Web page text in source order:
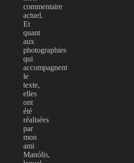
commentaire
actuel.
Et
quant
aux
photographies
qui
accompagnent
le
texte,
elles
ont
été
réalisées
par
mon
ami
Manólis,